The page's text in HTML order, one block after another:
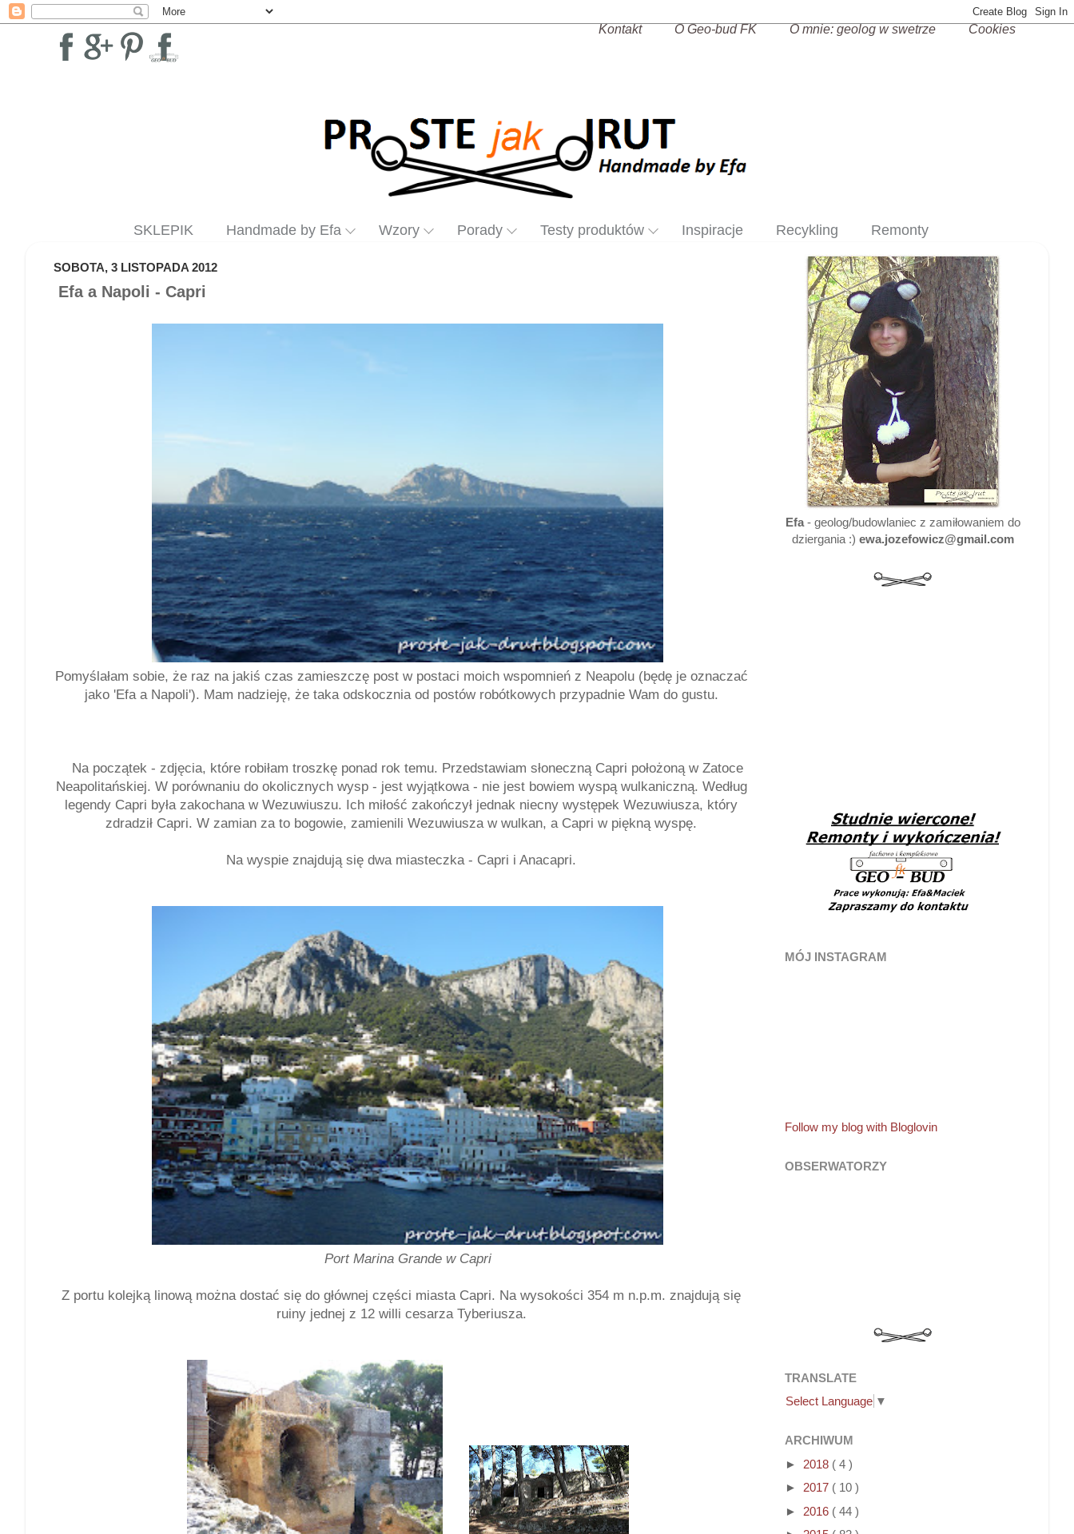
Kontakt O Geo-bud FK O mnie: geolog w swetrze Cookies
SKLEPIK Handmade by Efa Wzory Porady Testy produktów Inspiracje Recykling Remonty
SOBOTA, 3 LISTOPADA 2012
Efa a Napoli - Capri
Pomyślałam sobie, że raz na jakiś czas zamieszczę post w postaci moich wspomnień z Neapolu (będę je oznaczać
jako 'Efa a Napoli'). Mam nadzieję, że taka odskocznia od postów robótkowych przypadnie Wam do gustu.
Na początek - zdjęcia, które robiłam troszkę ponad rok temu. Przedstawiam słoneczną Capri położoną w Zatoce
Neapolitańskiej. W porównaniu do okolicznych wysp - jest wyjątkowa - nie jest bowiem wyspą wulkaniczną. Według
legendy Capri była zakochana w Wezuwiuszu. Ich miłość zakończył jednak niecny występek Wezuwiusza, który
zdradził Capri. W zamian za to bogowie, zamienili Wezuwiusza w wulkan, a Capri w piękną wyspę.
Na wyspie znajdują się dwa miasteczka - Capri i Anacapri.
Port Marina Grande w Capri
Z portu kolejką linową można dostać się do głównej części miasta Capri. Na wysokości 354 m n.p.m. znajdują się
ruiny jednej z 12 willi cesarza Tyberiusza.
Efa- geolog/budowlaniec z zamiłowaniem do
dziergania :) ewa.jozefowicz@gmail.com
MÓJ INSTAGRAM
Follow my blog with Bloglovin
OBSERWATORZY
TRANSLATE
Select Language ▼
ARCHIWUM
► 2018 ( 4 )
► 2017 ( 10 )
► 2016 ( 44 )